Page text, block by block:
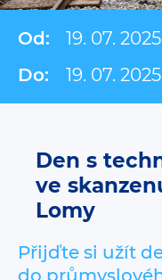
Od:
19. 07.
Do:
19. 07.
Den s
ve
Lomy
Přijďte si užít
do